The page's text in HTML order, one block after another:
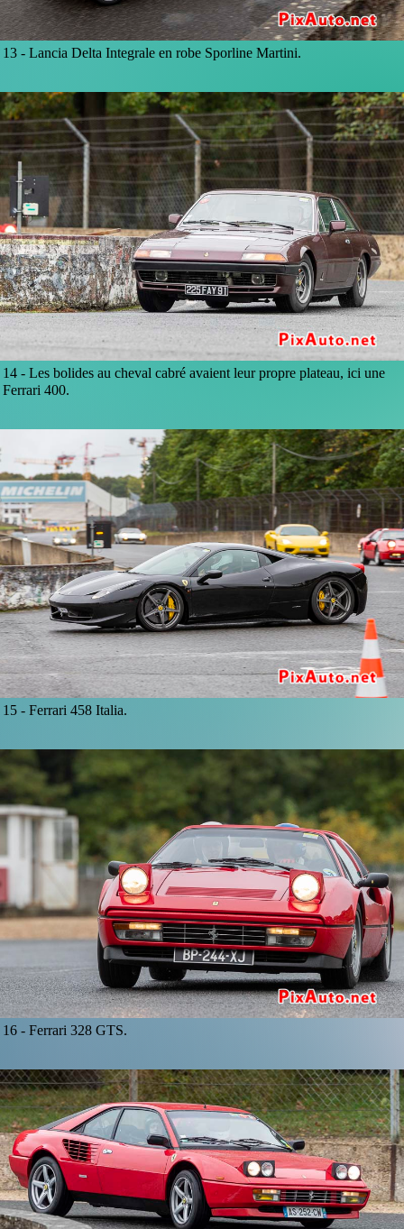
13 -Lancia Delta Integrale en robe Sporline Martini.
14 -Les bolides au cheval cabré avaient leur propre plateau, ici une
Ferrari 400.
15 -Ferrari 458 Italia.
16 -Ferrari 328 GTS.